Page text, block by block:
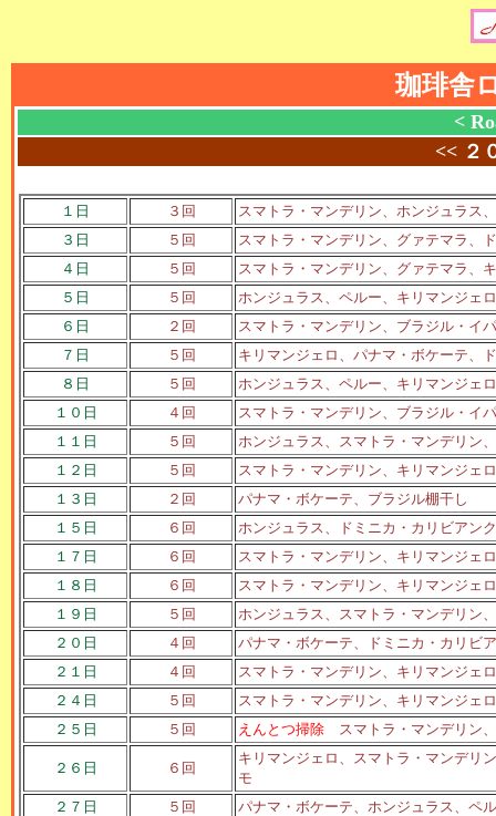
珈琲舎
<
<< ２
１日 ３回
スマトラ・マンデリン、ホンジュラス
３日
５回
スマトラ・マンデリン、グァテマラ、
４日
５回
スマトラ・マンデリン、グァテマラ、
５日
５回
ホンジュラス、ペルー、キリマンジェ
６日
２回
スマトラ・マンデリン、ブラジル・イ
７日
５回
キリマンジェロ、パナマ・ボケーテ、
８日
５回
ホンジュラス、ペルー、キリマンジェ
１０日
４回
スマトラ・マンデリン、ブラジル・イ
１１日
５回
ホンジュラス、スマトラ・マンデリン
１２日
５回
スマトラ・マンデリン、キリマンジェ
１３日
２回
パナマ・ボケーテ、ブラジル棚干し
１５日
６回
ホンジュラス、ドミニカ・カリビアン
１７日
６回
スマトラ・マンデリン、キリマンジェ
１８日
６回
スマトラ・マンデリン、キリマンジェ
１９日
５回
ホンジュラス、スマトラ・マンデリン
２０日
４回 パナマ・ボケーテ、
ドミニカ・カリビ
２１日
４回
スマトラ・マンデリン、キリマンジェ
２４日
５回
スマトラ・マンデリン、キリマンジェ
２５日
５回 えんとつ掃除 スマトラ・マンデリン
２６日 ６回
キリマンジェロ、スマトラ・マンデリ
モ
２７日
５回 パナマ・ボケーテ、 ホンジュラス、ペ